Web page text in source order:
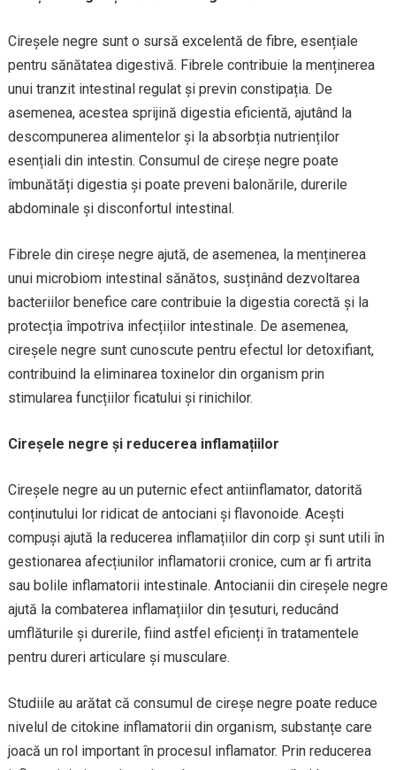
Cireșele negre sunt o sursă excelentă de fibre, esențiale
pentru sănătatea digestivă. Fibrele contribuie la menținerea
unui tranzit intestinal regulat și previn constipația. De
asemenea, acestea sprijină digestia eficientă, ajutând la
descompunerea alimentelor și la absorbția nutrienților
esențiali din intestin. Consumul de cireșe negre poate
îmbunătăți digestia și poate preveni balonările, durerile
abdominale și disconfortul intestinal.
Fibrele din cireșe negre ajută, de asemenea, la menținerea
unui microbiom intestinal sănătos, susținând dezvoltarea
bacteriilor benefice care contribuie la digestia corectă și la
protecția împotriva infecțiilor intestinale. De asemenea,
cireșele negre sunt cunoscute pentru efectul lor detoxifiant,
contribuind la eliminarea toxinelor din organism prin
stimularea funcțiilor ficatului și rinichilor.
Cireșele negre și reducerea inflamațiilor
Cireșele negre au un puternic efect antiinflamator, datorită
conținutului lor ridicat de antociani și flavonoide. Acești
compuși ajută la reducerea inflamațiilor din corp și sunt utili în
gestionarea afecțiunilor inflamatorii cronice, cum ar fi artrita
sau bolile inflamatorii intestinale. Antocianii din cireșele negre
ajută la combaterea inflamațiilor din țesuturi, reducând
umflăturile și durerile, fiind astfel eficienți în tratamentele
pentru dureri articulare și musculare.
Studiile au arătat că consumul de cireșe negre poate reduce
nivelul de citokine inflamatorii din organism, substanțe care
joacă un rol important în procesul inflamator. Prin reducerea